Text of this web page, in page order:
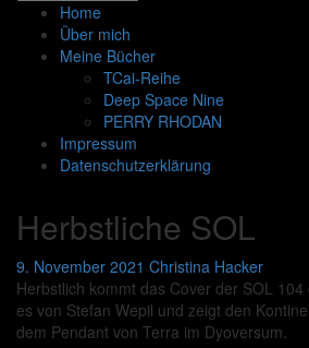
Home
Über mich
Meine Bücher
TCai-Reihe
Deep Space Nine
PERRY RHODAN
Impressum
Datenschutzerklärung
Herbstliche SOL
9. November 2021 Christina Hacker
Herbstlich kommt das Cover der SOL
es von Stefan Wepil und zeigt den
dem Pendant von Terra im Dyoversum.